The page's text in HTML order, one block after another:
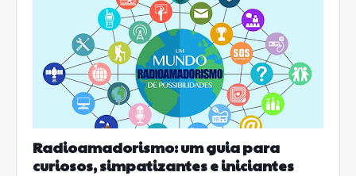
Radioamadorismo: um guia para
curiosos, simpatizantes e iniciantes